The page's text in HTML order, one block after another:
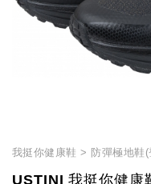
我挺你健康鞋 防彈極地鞋
USTINI 我挺你健康